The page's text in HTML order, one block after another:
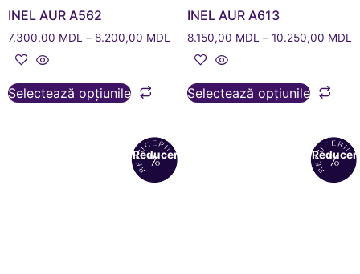
INEL AUR A562
7.300,00 MDL – 8.200,00 MDL
Selectează opțiunile
INEL AUR A613
8.150,00 MDL – 10.250,00 MDL
Selectează opțiunile
Reduceri!